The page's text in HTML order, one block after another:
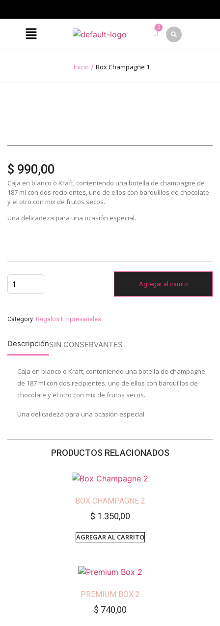
Inicio / Box Champagne 1
$ 990,00
Caja en blanco o Kraft, conteniendo una botella de champagne de
187 ml con dos recipientes, uno de ellos con barquillos de chocolate
y el otro con mix de frutos secos.
Una delicadeza para una ocasión especial.
Agregar al carrito
Category: Regalos Empresariales
DescripciónSIN CONSERVANTES
Caja en blanco o Kraft, conteniendo una botella de champagne
de 187 ml con dos recipientes, uno de ellos con barquillos de
chocolate y el otro con mix de frutos secos.
Una delicadeza para una ocasión especial.
PRODUCTOS RELACIONADOS
BOX CHAMPAGNE 2
$ 1.350,00
AGREGAR AL CARRITO
PREMIUM BOX 2
$ 740,00